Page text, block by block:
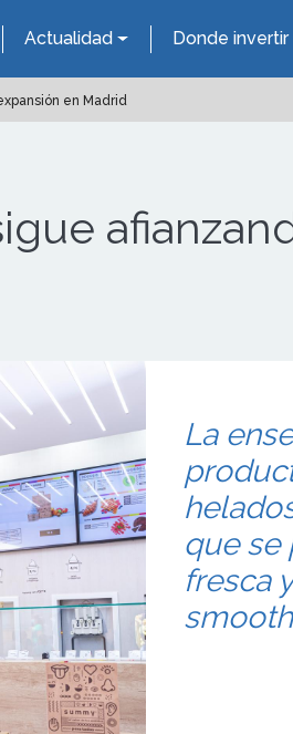
Actualidad Donde invertir
en Madrid
La
que se
fresca